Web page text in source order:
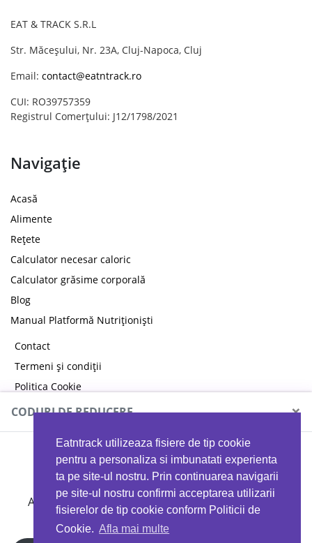
Eatntrack utilizeaza fisiere de tip cookie
pentru a personaliza si imbunatati experienta
ta pe site-ul nostru. Prin continuarea navigarii
pe site-ul nostru confirmi acceptarea utilizarii
fisierelor de tip cookie conform Politicii de
Cookie. Afla mai multe
EAT & TRACK S.R.L
Str. Măceșului, Nr. 23A, Cluj-Napoca, Cluj
Email: contact@eatntrack.ro
CUI: RO39757359
Registrul Comerțului: J12/1798/2021
Navigație
Acasă
Alimente
Rețete
Calculator necesar caloric
Calculator grăsime corporală
Blog
Manual Platformă Nutriționiști
Contact
Termeni și condiții
Politica Cookie
Politica de confidențialitate
CODURI DE REDUCERE ×
MYPROTEIN
Ai 40%reducere la orice comandă folosind codul
EATTRACK